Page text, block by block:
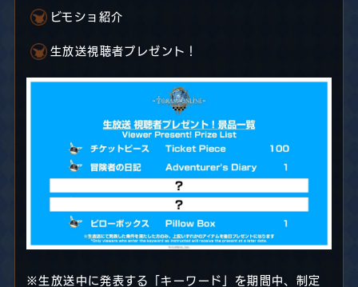
ビモショ紹介
生放送視聴者プレゼント！
※生放送中に発表する「キーワード」を期間中、制定